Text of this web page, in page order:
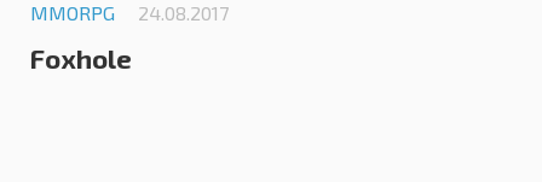
MMORPG 24.08.2017
Foxhole